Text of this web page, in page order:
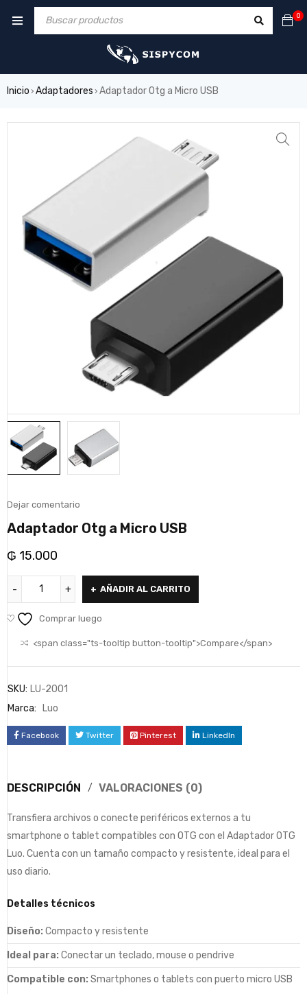
0
Inicio › Adaptadores › Adaptador Otg a Micro USB
Dejar comentario
Adaptador Otg a Micro USB
₲ 15.000
AÑADIR AL CARRITO
Comprar luego
<span class="ts-tooltip button-tooltip">Compare</span>
SKU: LU-2001
Marca:
Luo
Facebook Twitter Pinterest LinkedIn
DESCRIPCIÓN VALORACIONES (0)
Transfiera archivos o conecte periféricos externos a tu
smartphone o tablet compatibles con OTG con el Adaptador OTG
Luo. Cuenta con un tamaño compacto y resistente, ideal para el
uso diario.
Detalles técnicos
Diseño: Compacto y resistente
Ideal para: Conectar un teclado, mouse o pendrive
Compatible con: Smartphones o tablets con puerto micro USB